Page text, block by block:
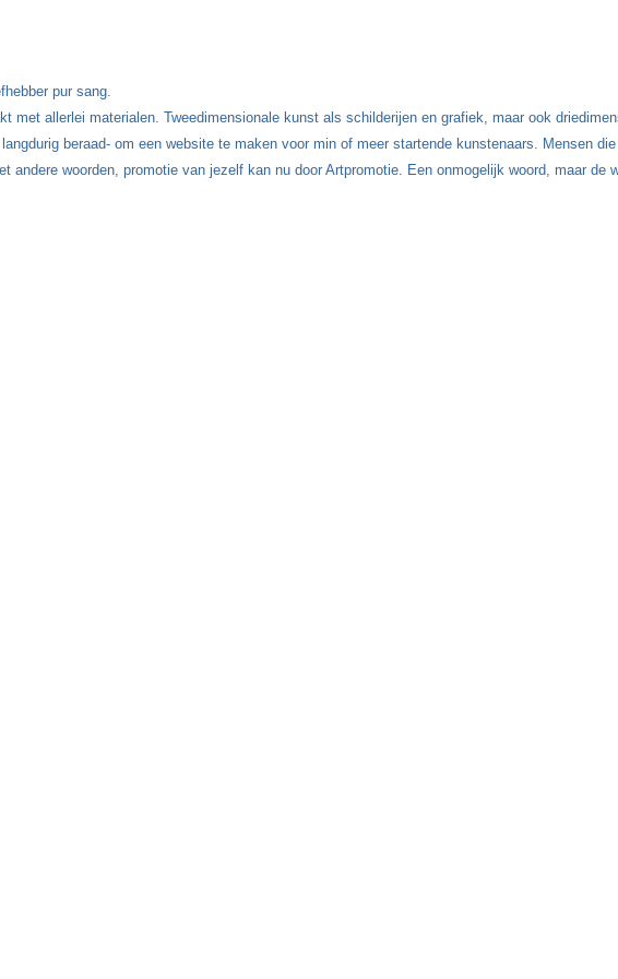
pur sang.
met allerlei materialen. Tweedimensionale kunst als schilderijen en grafiek, maar ook
beraad- om een website te maken voor min of meer startende kunstenaars. Mensen
andere woorden, promotie van jezelf kan nu door Artpromotie. Een onmogelijk woord, maar de